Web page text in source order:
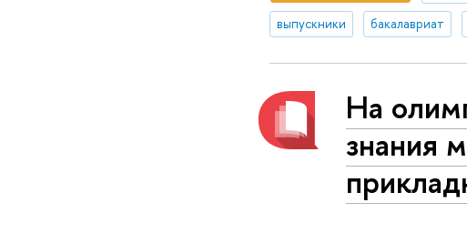
выпускники
бакалавриат
На
знания